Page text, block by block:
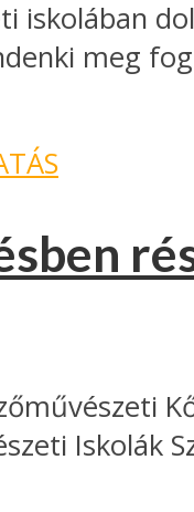
iskolában
meg
Iskolák